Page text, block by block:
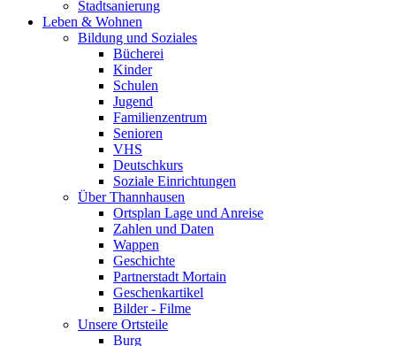
Stadtsanierung
Leben & Wohnen
Bildung und Soziales
Bücherei
Kinder
Schulen
Jugend
Familienzentrum
Senioren
VHS
Deutschkurs
Soziale Einrichtungen
Über Thannhausen
Ortsplan Lage und Anreise
Zahlen und Daten
Wappen
Geschichte
Partnerstadt Mortain
Geschenkartikel
Bilder - Filme
Unsere Ortsteile
Burg